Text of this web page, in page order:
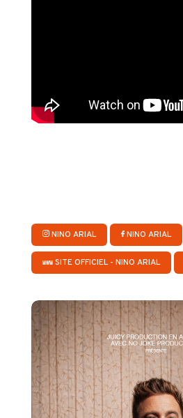
NINO ARIAL NINO ARIAL
SITE OFFICIEL - NINO ARIAL